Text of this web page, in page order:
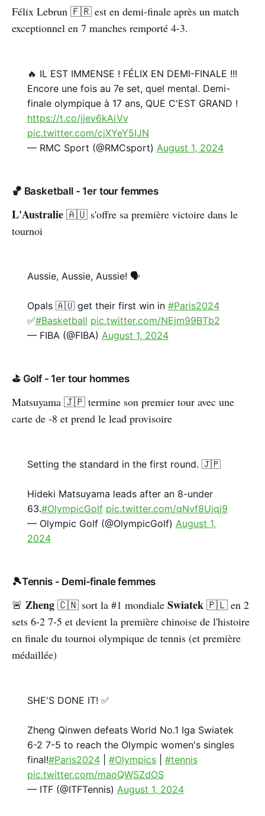
Félix Lebrun 🇫🇷 est en demi-finale après un match
exceptionnel en 7 manches remporté 4-3.
🔥 IL EST IMMENSE ! FÉLIX EN DEMI-FINALE !!!
Encore une fois au 7e set, quel mental. Demi-
finale olympique à 17 ans, QUE C'EST GRAND !
https://t.co/jjev6kAiVv
pic.twitter.com/cjXYeY5IJN
— RMC Sport (@RMCsport) August 1, 2024
🏀 Basketball - 1er tour femmes
L'Australie 🇦🇺 s'offre sa première victoire dans le
tournoi
Aussie, Aussie, Aussie! 🗣️
Opals 🇦🇺 get their first win in #Paris2024
✅#Basketball pic.twitter.com/NEjm99BTb2
— FIBA (@FIBA) August 1, 2024
⛳ Golf - 1er tour hommes
Matsuyama 🇯🇵 termine son premier tour avec une
carte de -8 et prend le lead provisoire
Setting the standard in the first round. 🇯🇵
Hideki Matsuyama leads after an 8-under
63.#OlympicGolf pic.twitter.com/qNvf8Ujqj9
— Olympic Golf (@OlympicGolf) August 1,
2024
🎾Tennis - Demi-finale femmes
🚨 Zheng 🇨🇳 sort la #1 mondiale Swiatek 🇵🇱 en 2
sets 6-2 7-5 et devient la première chinoise de l'histoire
en finale du tournoi olympique de tennis (et première
médaillée)
SHE'S DONE IT! ✅
Zheng Qinwen defeats World No.1 Iga Swiatek
6-2 7-5 to reach the Olympic women's singles
final!#Paris2024| #Olympics| #tennis
pic.twitter.com/maoQWSZdOS
— ITF (@ITFTennis) August 1, 2024